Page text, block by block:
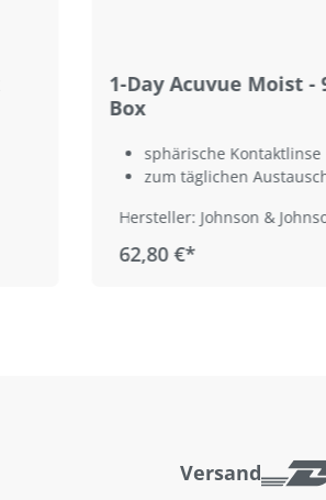
1-Day Acuvue Moist -
Box
sphärische Kontaktlinse
zum täglichen
Hersteller: Johnson &
62,80 €*
Versand